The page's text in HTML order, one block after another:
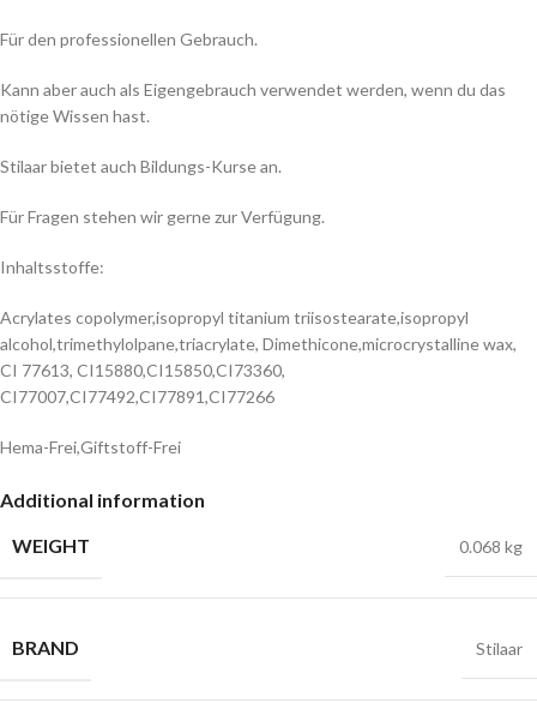
Für den professionellen Gebrauch.
Kann aber auch als Eigengebrauch verwendet werden, wenn du das
nötige Wissen hast.
Stilaar bietet auch Bildungs-Kurse an.
Für Fragen stehen wir gerne zur Verfügung.
Inhaltsstoffe:
Acrylates copolymer,isopropyl titanium triisostearate,isopropyl
alcohol,trimethylolpane,triacrylate, Dimethicone,microcrystalline wax,
CI 77613, CI15880,CI15850,CI73360,
CI77007,CI77492,CI77891,CI77266
Hema-Frei,Giftstoff-Frei
Additional information
WEIGHT
0.068 kg
BRAND Stilaar